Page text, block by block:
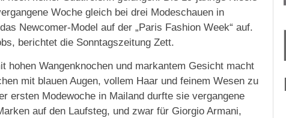
Woche gleich bei drei Modeschauen in
Newcomer-Model auf der „Paris Fashion Week“ auf.
berichtet die Sonntagszeitung Zett.
hohen Wangenknochen und markantem Gesicht macht
mit blauen Augen, vollem Haar und feinem Wesen zu
ersten Modewoche in Mailand durfte sie vergangene
auf den Laufsteg, und zwar für Giorgio Armani,